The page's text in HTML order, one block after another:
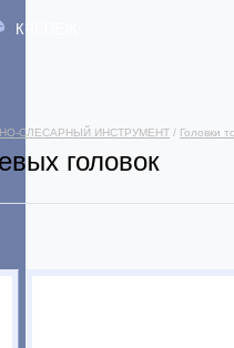
КРЕПЕЖ
СЛЕСАРНЫЙ ИНСТРУМЕНТ / Головки
головок